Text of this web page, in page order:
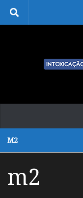
Skip to content
M2
m2